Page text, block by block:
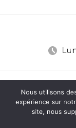
FIÈREMENT
Nous utilisons
expérience sur
site, nous